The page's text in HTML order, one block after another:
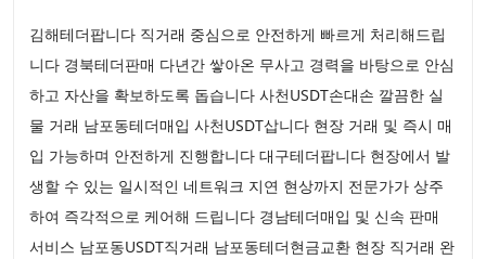
김해테더팝니다 직거래 중심으로 안전하게 빠르게 처리해드립
니다 경북테더판매 다년간 쌓아온 무사고 경력을 바탕으로 안심
하고 자산을 확보하도록 돕습니다 사천USDT손대손 깔끔한 실
물 거래 남포동테더매입 사천USDT삽니다 현장 거래 및 즉시 매
입 가능하며 안전하게 진행합니다 대구테더팝니다 현장에서 발
생할 수 있는 일시적인 네트워크 지연 현상까지 전문가가 상주
하여 즉각적으로 케어해 드립니다 경남테더매입 및 신속 판매
서비스 남포동USDT직거래 남포동테더현금교환 현장 직거래 완